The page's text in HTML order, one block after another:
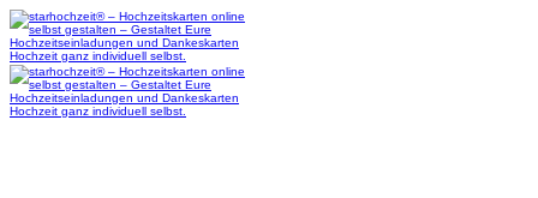
Zum
Inhalt
springen